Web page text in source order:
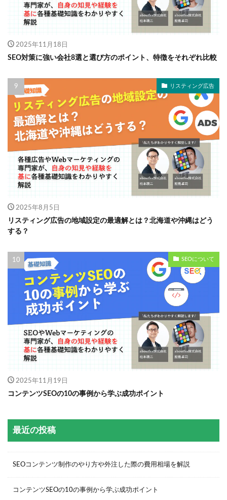
2025年11月18日
SEO対策に強い会社8選と選び方のポイント、特徴をそれぞれ比較
リスティング広告
2025年8月5日
リスティング広告の地域設定の最適解とは？北海道や沖縄はどう
する？
SEOについて
2025年11月19日
コンテンツSEOの10の事例から学ぶ成功ポイント
最近の投稿
SEOコンテンツ制作のやり方や外注した際の費用相場を解説
コンテンツSEOの10の事例から学ぶ成功ポイント